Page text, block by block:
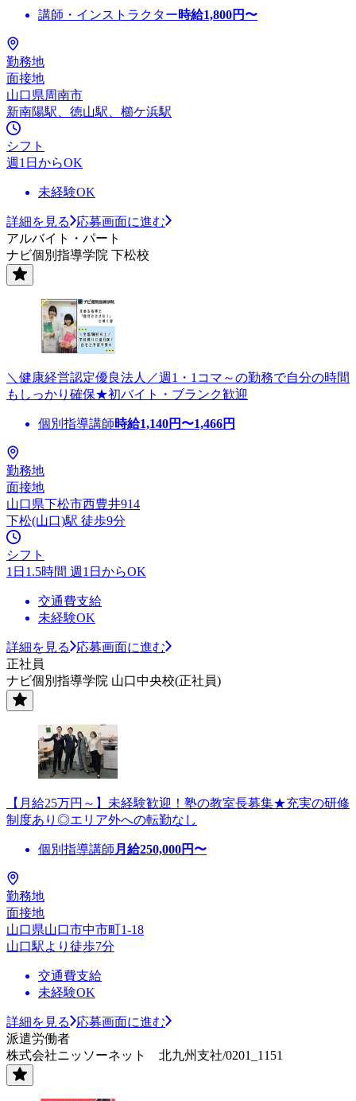
講師・インストラクター時給1,800円〜
勤務地
面接地
山口県周南市
新南陽駅、徳山駅、櫛ケ浜駅
シフト
週1日からOK
未経験OK
詳細を見る
応募画面に進む
アルバイト・パート
ナビ個別指導学院 下松校
＼健康経営認定優良法人／週1・1コマ～の勤務で自分の時間
もしっかり確保★初バイト・ブランク歓迎
個別指導講師時給1,140円〜1,466円
勤務地
面接地
山口県下松市西豊井914
下松(山口)駅 徒歩9分
シフト
1日1.5時間 週1日からOK
交通費支給
未経験OK
詳細を見る
応募画面に進む
正社員
ナビ個別指導学院 山口中央校(正社員)
【月給25万円～】未経験歓迎！塾の教室長募集★充実の研修
制度あり◎エリア外への転勤なし
個別指導講師 月給250,000円〜
勤務地
面接地
山口県山口市中市町1-18
山口駅より徒歩7分
交通費支給
未経験OK
詳細を見る
応募画面に進む
派遣労働者
株式会社ニッソーネット 北九州支社/0201_1151